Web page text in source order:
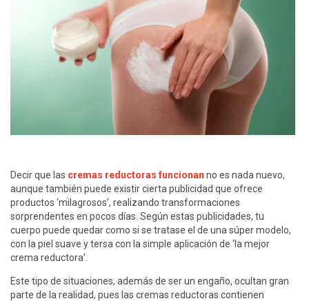
Decir que las cremas reductoras funcionan no es nada nuevo,
aunque también puede existir cierta publicidad que ofrece
productos ‘milagrosos’, realizando transformaciones
sorprendentes en pocos días. Según estas publicidades, tu
cuerpo puede quedar como si se tratase el de una súper modelo,
con la piel suave y tersa con la simple aplicación de ‘la mejor
crema reductora’.
Este tipo de situaciones, además de ser un engaño, ocultan gran
parte de la realidad, pues las cremas reductoras contienen